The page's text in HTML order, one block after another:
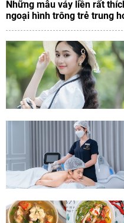
Những mẫu váy liền rất
ngoại hình trông trẻ trung